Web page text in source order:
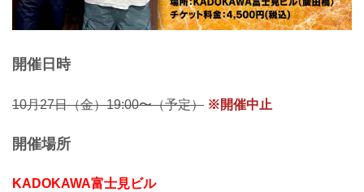
開催日時
10月27日（金）19:00〜（予定） ※開催中止
開催場所
KADOKAWA富士見ビル